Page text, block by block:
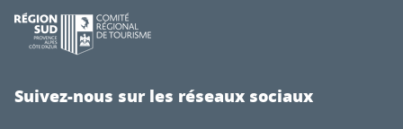
Suivez-nous sur les réseaux sociaux